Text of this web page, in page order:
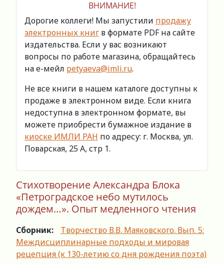
ВНИМАНИЕ!
Дорогие коллеги! Мы запустили продажу
электронных книг в формате PDF на сайте
издательства. Если у вас возникают
вопросы по работе магазина, обращайтесь
на е-мейл petyaeva@imli.ru.
Не все книги в нашем каталоге доступны к
продаже в электронном виде. Если книга
недоступна в электронном формате, вы
можете приобрести бумажное издание в
киоске ИМЛИ РАН по адресу: г. Москва, ул.
Поварская, 25 А, стр 1.
Стихотворение Александра Блока
«Петроградское небо мутилось
дождем…». Опыт медленного чтения
Сборник:
Творчество В.В. Маяковского. Вып. 5:
Междисциплинарные подходы и мировая
рецепция (к 130-летию со дня рождения поэта)